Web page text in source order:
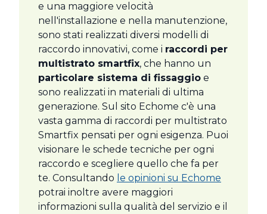
e una maggiore velocità
nell'installazione e nella manutenzione,
sono stati realizzati diversi modelli di
raccordo innovativi, come i raccordi per
multistrato smartfix, che hanno un
particolare sistema di fissaggio e
sono realizzati in materiali di ultima
generazione. Sul sito Echome c'è una
vasta gamma di raccordi per multistrato
Smartfix pensati per ogni esigenza. Puoi
visionare le schede tecniche per ogni
raccordo e scegliere quello che fa per
te. Consultando le opinioni su Echome
potrai inoltre avere maggiori
informazioni sulla qualità del servizio e il